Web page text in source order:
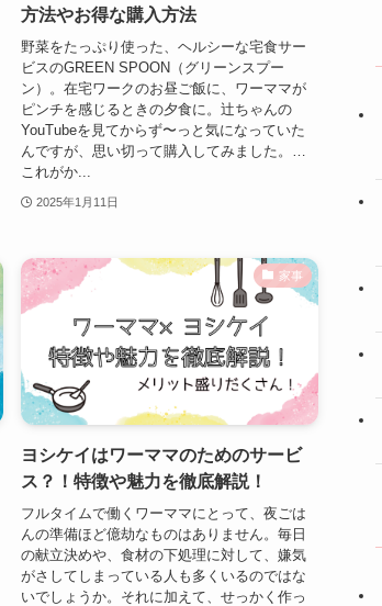
方法やお得な購入方法
野菜をたっぷり使った、ヘルシーな宅食サー
ビスのGREEN SPOON（グリーンスプー
ン）。在宅ワークのお昼ご飯に、ワーママが
ピンチを感じるときの夕食に。辻ちゃんの
YouTubeを見てからず〜っと気になっていた
んですが、思い切って購入してみました。…
これがか...
2025年1月11日
家事
ヨシケイはワーママのためのサービ
ス？！特徴や魅力を徹底解説！
フルタイムで働くワーママにとって、夜ごは
んの準備ほど億劫なものはありません。毎日
の献立決めや、食材の下処理に対して、嫌気
がさしてしまっている人も多くいるのではな
いでしょうか。それに加えて、せっかく作っ